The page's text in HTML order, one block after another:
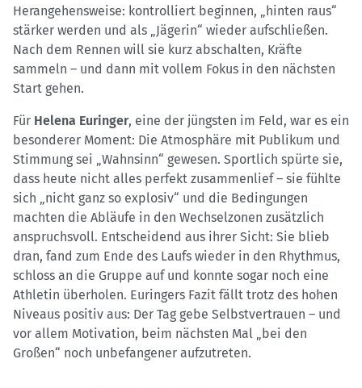
Herangehensweise: kontrolliert beginnen, „hinten raus“
stärker werden und als „Jägerin“ wieder aufschließen.
Nach dem Rennen will sie kurz abschalten, Kräfte
sammeln – und dann mit vollem Fokus in den nächsten
Start gehen.
Für Helena Euringer, eine der jüngsten im Feld, war es ein
besonderer Moment: Die Atmosphäre mit Publikum und
Stimmung sei „Wahnsinn“ gewesen. Sportlich spürte sie,
dass heute nicht alles perfekt zusammenlief – sie fühlte
sich „nicht ganz so explosiv“ und die Bedingungen
machten die Abläufe in den Wechselzonen zusätzlich
anspruchsvoll. Entscheidend aus ihrer Sicht: Sie blieb
dran, fand zum Ende des Laufs wieder in den Rhythmus,
schloss an die Gruppe auf und konnte sogar noch eine
Athletin überholen. Euringers Fazit fällt trotz des hohen
Niveaus positiv aus: Der Tag gebe Selbstvertrauen – und
vor allem Motivation, beim nächsten Mal „bei den
Großen“ noch unbefangener aufzutreten.